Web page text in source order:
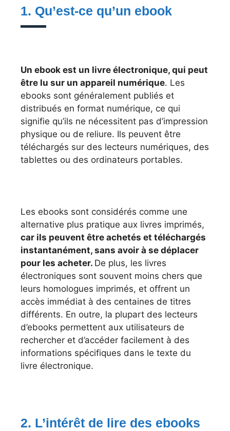
1. Qu’est-ce qu’un ebook
Un ebook est un livre électronique, qui peut
être lu sur un appareil numérique. Les
ebooks sont généralement publiés et
distribués en format numérique, ce qui
signifie qu’ils ne nécessitent pas d’impression
physique ou de reliure. Ils peuvent être
téléchargés sur des lecteurs numériques, des
tablettes ou des ordinateurs portables.
Les ebooks sont considérés comme une
alternative plus pratique aux livres imprimés,
car ils peuvent être achetés et téléchargés
instantanément, sans avoir à se déplacer
pour les acheter. De plus, les livres
électroniques sont souvent moins chers que
leurs homologues imprimés, et offrent un
accès immédiat à des centaines de titres
différents. En outre, la plupart des lecteurs
d’ebooks permettent aux utilisateurs de
rechercher et d’accéder facilement à des
informations spécifiques dans le texte du
livre électronique.
2. L’intérêt de lire des ebooks